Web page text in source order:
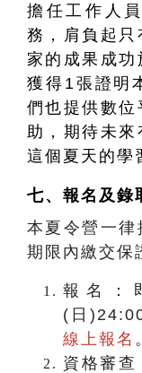
擔任工作人
務，肩負起只
家的成果成
獲得1張證明
們也提供數位
助，期待未
這個夏天的學
七、 報名及錄
本夏令營一律
期限內繳交保
報名：
(日
線上報名
資格審查